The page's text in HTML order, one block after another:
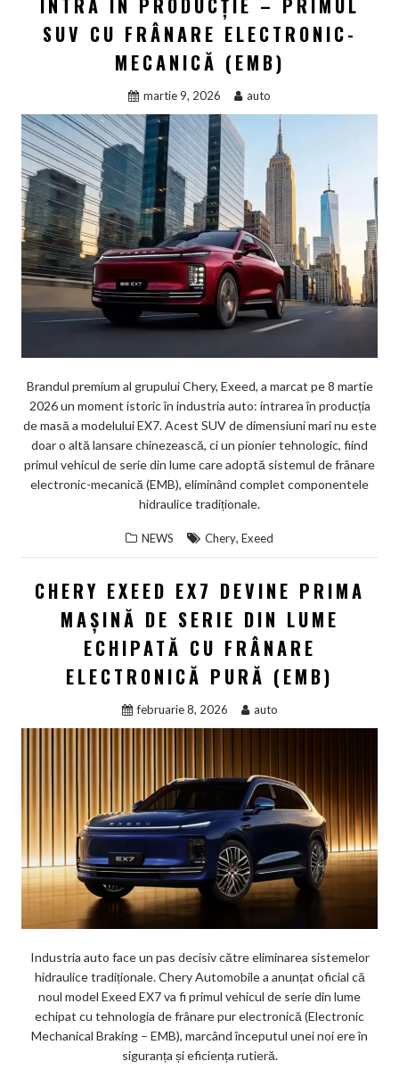
INTRĂ ÎN PRODUCȚIE – PRIMUL
SUV CU FRÂNARE ELECTRONIC-
MECANICĂ (EMB)
martie 9, 2026 auto
Brandul premium al grupului Chery, Exeed, a marcat pe 8 martie
2026 un moment istoric în industria auto: intrarea în producția
de masă a modelului EX7. Acest SUV de dimensiuni mari nu este
doar o altă lansare chinezească, ci un pionier tehnologic, fiind
primul vehicul de serie din lume care adoptă sistemul de frânare
electronic-mecanică (EMB), eliminând complet componentele
hidraulice tradiționale.
NEWS Chery, Exeed
CHERY EXEED EX7 DEVINE PRIMA
MAȘINĂ DE SERIE DIN LUME
ECHIPATĂ CU FRÂNARE
ELECTRONICĂ PURĂ (EMB)
februarie 8, 2026 auto
Industria auto face un pas decisiv către eliminarea sistemelor
hidraulice tradiționale. Chery Automobile a anunțat oficial că
noul model Exeed EX7 va fi primul vehicul de serie din lume
echipat cu tehnologia de frânare pur electronică (Electronic
Mechanical Braking – EMB), marcând începutul unei noi ere în
siguranța și eficiența rutieră.